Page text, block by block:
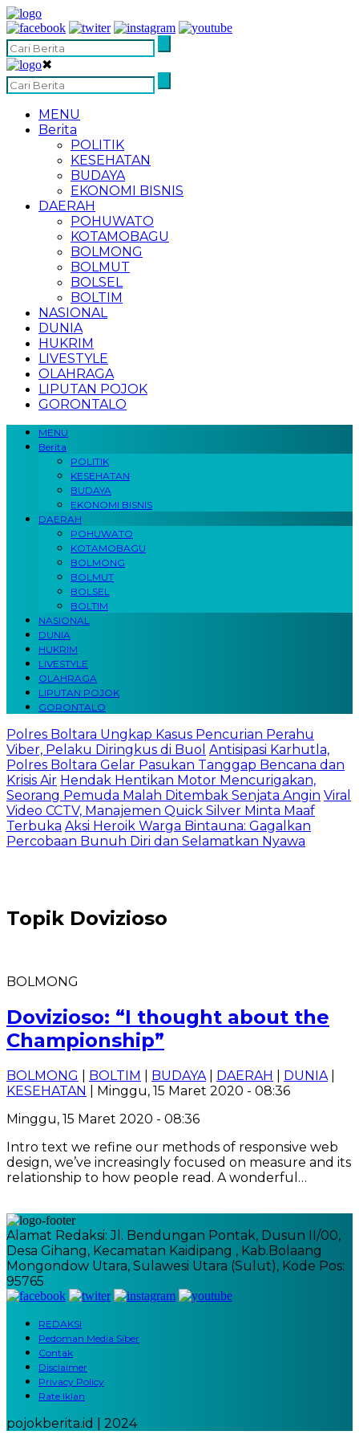
✖
MENU
Berita
POLITIK
KESEHATAN
BUDAYA
EKONOMI BISNIS
DAERAH
POHUWATO
KOTAMOBAGU
BOLMONG
BOLMUT
BOLSEL
BOLTIM
NASIONAL
DUNIA
HUKRIM
LIVESTYLE
OLAHRAGA
LIPUTAN POJOK
GORONTALO
MENU
Berita
POLITIK
KESEHATAN
BUDAYA
EKONOMI BISNIS
DAERAH
POHUWATO
KOTAMOBAGU
BOLMONG
BOLMUT
BOLSEL
BOLTIM
NASIONAL
DUNIA
HUKRIM
LIVESTYLE
OLAHRAGA
LIPUTAN POJOK
GORONTALO
Polres Boltara Ungkap Kasus Pencurian Perahu
Viber, Pelaku Diringkus di Buol Antisipasi Karhutla,
Polres Boltara Gelar Pasukan Tanggap Bencana dan
Krisis Air Hendak Hentikan Motor Mencurigakan,
Seorang Pemuda Malah Ditembak Senjata Angin Viral
Video CCTV, Manajemen Quick Silver Minta Maaf
Terbuka Aksi Heroik Warga Bintauna: Gagalkan
Percobaan Bunuh Diri dan Selamatkan Nyawa
Topik Dovizioso
BOLMONG
Dovizioso: “I thought about the
Championship”
BOLMONG BOLTIM BUDAYA DAERAH DUNIA
KESEHATAN
| Minggu, 15 Maret 2020 - 08:36
Minggu, 15 Maret 2020 - 08:36
Intro text we refine our methods of responsive web
design, we’ve increasingly focused on measure and its
relationship to how people read. A wonderful…
Alamat Redaksi: Jl. Bendungan Pontak, Dusun II/00,
Desa Gihang, Kecamatan Kaidipang , Kab.Bolaang
Mongondow Utara, Sulawesi Utara (Sulut), Kode Pos:
95765
REDAKSI
Pedoman Media Siber
Contak
Disclaimer
Privacy Policy
Rate Iklan
pojokberita.id | 2024